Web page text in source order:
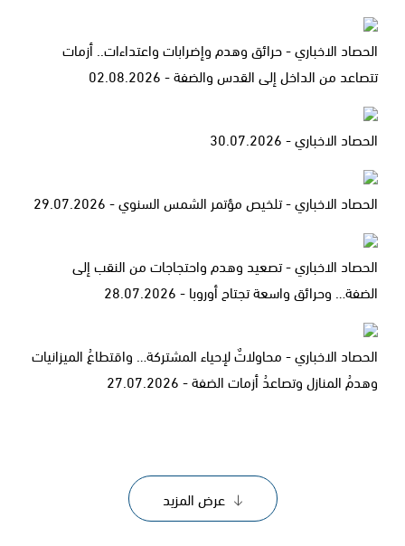
الحصاد الاخباري - حرائق وهدم وإضرابات واعتداءات.. أزمات
تتصاعد من الداخل إلى القدس والضفة - 02.08.2026
الحصاد الاخباري - 30.07.2026
الحصاد الاخباري - تلخيص مؤتمر الشمس السنوي - 29.07.2026
الحصاد الاخباري - تصعيد وهدم واحتجاجات من النقب إلى
الضفة… وحرائق واسعة تجتاح أوروبا - 28.07.2026
الحصاد الاخباري - محاولاتٌ لإحياء المشتركة… واقتطاعُ الميزانيات
وهدمُ المنازل وتصاعدُ أزمات الضفة - 27.07.2026
عرض المزيد